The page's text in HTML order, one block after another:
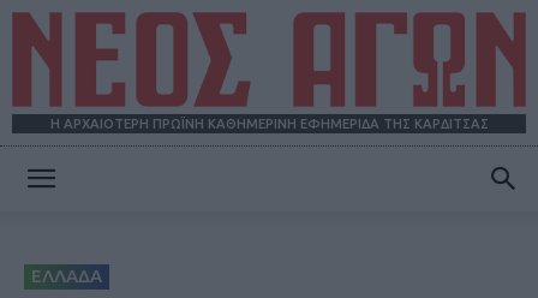
Η ΑΡΧΑΙΟΤΕΡΗ ΠΡΩΪΝΗ ΚΑΘΗΜΕΡΙΝΗ ΕΦΗΜΕΡΙΔΑ ΤΗΣ ΚΑΡΔΙΤΣΑΣ
ΕΛΛΑΔΑ